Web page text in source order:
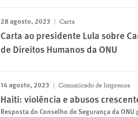
28 agosto, 2023 Carta
Carta ao presidente Lula sobre
de Direitos Humanos da ONU
14 agosto, 2023 Comunicado de Imprensa
Haiti: violência e abusos
Resposta do Conselho de Segurança da